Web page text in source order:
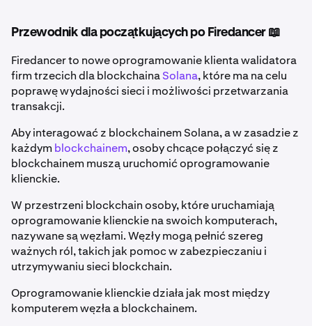
Przewodnik dla początkujących po Firedancer 📖
Firedancer to nowe oprogramowanie klienta walidatora
firm trzecich dla blockchainaSolana, które ma na celu
poprawę wydajności sieci i możliwości przetwarzania
transakcji.
Aby interagować z blockchainem Solana, a w zasadzie z
każdym blockchainem, osoby chcące połączyć się z
blockchainem muszą uruchomić oprogramowanie
klienckie.
W przestrzeni blockchain osoby, które uruchamiają
oprogramowanie klienckie na swoich komputerach,
nazywane są węzłami. Węzły mogą pełnić szereg
ważnych ról, takich jak pomoc w zabezpieczaniu i
utrzymywaniu sieci blockchain.
Oprogramowanie klienckie działa jak most między
komputerem węzła a blockchainem.